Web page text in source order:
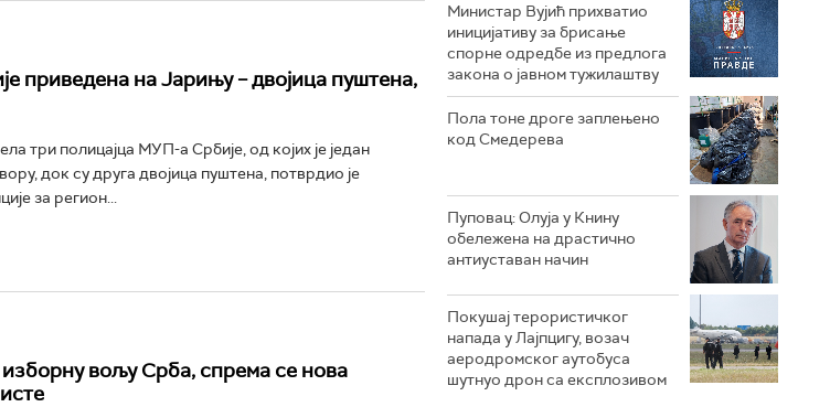
приведена на Јарињу – двојица пуштена,
три полицајца МУП-а Србије, од којих је један
док су друга двојица пуштена, потврдио је
за регион...
вољу Срба, спрема се нова
Министар Вујић прихватио
иницијативу за брисање
спорне одредбе из предлога
закона o јавном тужилаштву
Пола тоне дроге заплењено
код Смедерева
Пуповац: Олуја у Книну
обележена на драстично
антиуставан начин
Покушај терористичког
напада у Лајпцигу, возач
аеродромског аутобуса
шутнуо дрон са експлозивом